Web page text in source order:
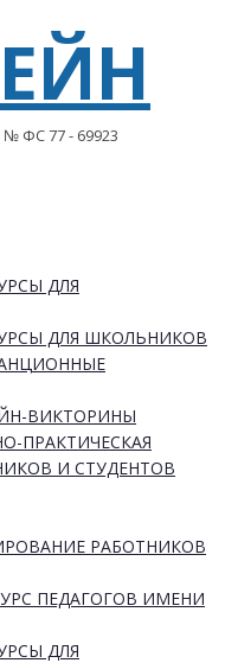
ФС 77 - 69923
ДЛЯ
ДЛЯ ШКОЛЬНИКОВ
ВИКТОРИНЫ
ПРАКТИЧЕСКАЯ
И СТУДЕНТОВ
РАБОТНИКОВ
ПЕДАГОГОВ ИМЕНИ
ДЛЯ